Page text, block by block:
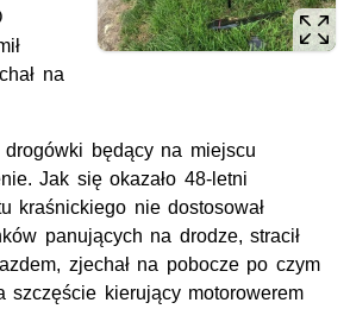
na
będący na miejscu
Jak się okazało 48-letni
kraśnickiego nie dostosował
panujących na drodze, stracił
zjechał na pobocze po czym
szczęście kierujący motorowerem